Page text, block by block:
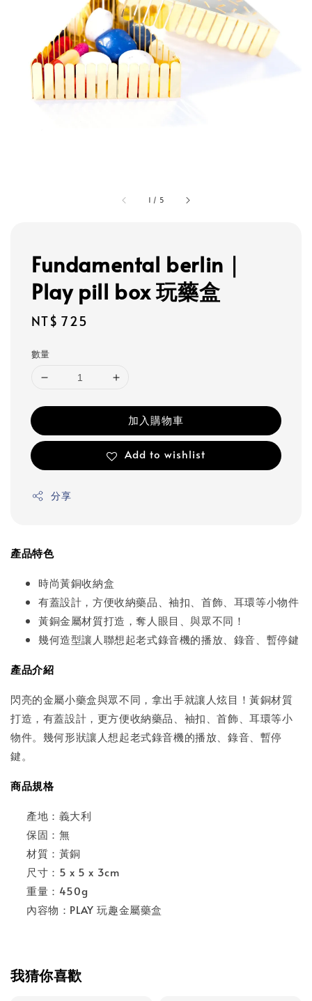
1 / 5
Fundamental berlin｜
Play pill box 玩藥盒
Regular
NT$ 725
數量
加入購物車
Add to wishlist
分享
產品特色
時尚黃銅收納盒
有蓋設計，方便收納藥品、袖扣、首飾、耳環等小物件
黃銅金屬材質打造，奪人眼目、與眾不同！
幾何造型讓人聯想起老式錄音機的播放、錄音、暫停鍵
產品介紹
閃亮的金屬小藥盒與眾不同，拿出手就讓人炫目！黃銅材質
打造，有蓋設計，更方便收納藥品、袖扣、首飾、耳環等小
物件。幾何形狀讓人想起老式錄音機的播放、錄音、暫停
鍵。
商品規格
產地：義大利
保固：無
材質：黃銅
尺寸：5 x 5 x 3cm
重量：450g
內容物：PLAY 玩趣金屬藥盒
我猜你喜歡